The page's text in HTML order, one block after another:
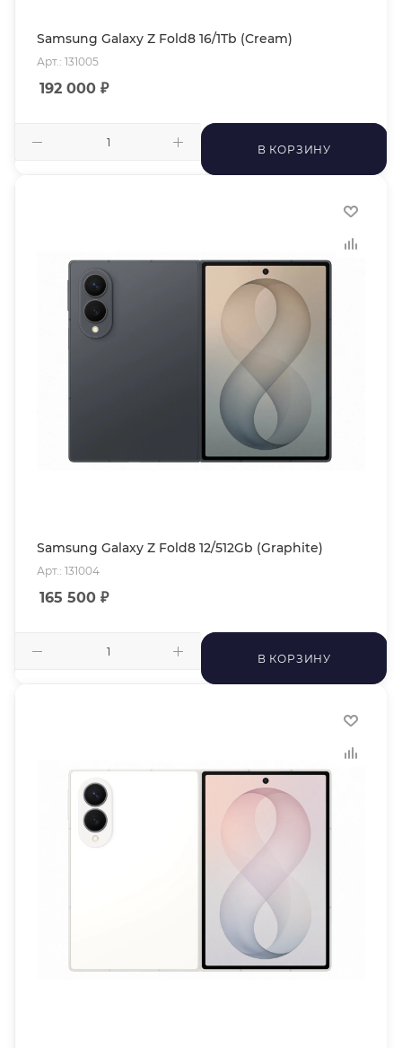
Samsung Galaxy Z Fold8 16/1Tb (Cream)
Арт.: 131005
192 000 ₽
В КОРЗИНУ
Samsung Galaxy Z Fold8 12/512Gb (Graphite)
Арт.: 131004
165 500 ₽
В КОРЗИНУ